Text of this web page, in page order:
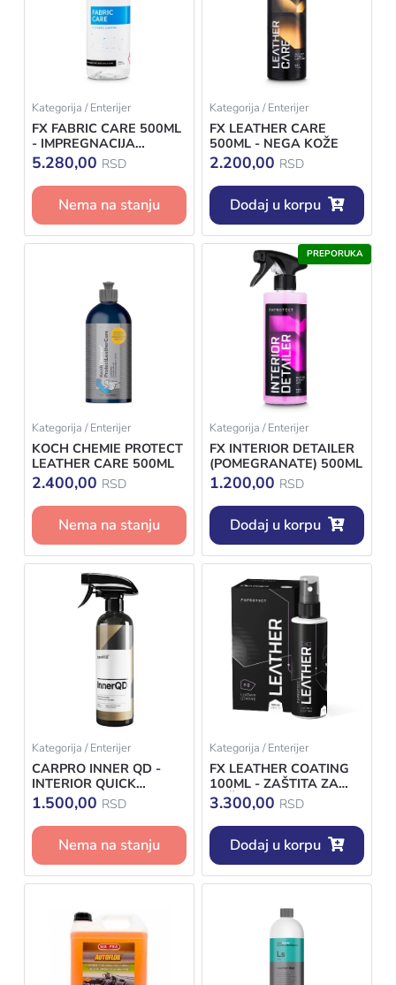
Kategorija / Enterijer
FX FABRIC CARE 500ML
- IMPREGNACIJA
KABRIO KROVA,
TEKSTILA
5.280,00 RSD
Nema na stanju
Kategorija / Enterijer
FX LEATHER CARE
500ML - NEGA KOŽE
2.200,00 RSD
Dodaj u korpu
Kategorija / Enterijer
KOCH CHEMIE PROTECT
LEATHER CARE 500ML
2.400,00 RSD
Nema na stanju
Kategorija / Enterijer
FX INTERIOR DETAILER
(POMEGRANATE) 500ML
PREPORUKA
1.200,00 RSD
Dodaj u korpu
Kategorija / Enterijer
CARPRO INNER QD -
INTERIOR QUICK
DETAILER 500ML
1.500,00 RSD
Nema na stanju
Kategorija / Enterijer
FX LEATHER COATING
100ML - ZAŠTITA ZA
KOŽU
3.300,00 RSD
Dodaj u korpu